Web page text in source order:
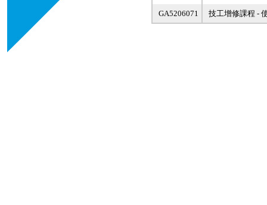
GA5206071 技工增修課程 -